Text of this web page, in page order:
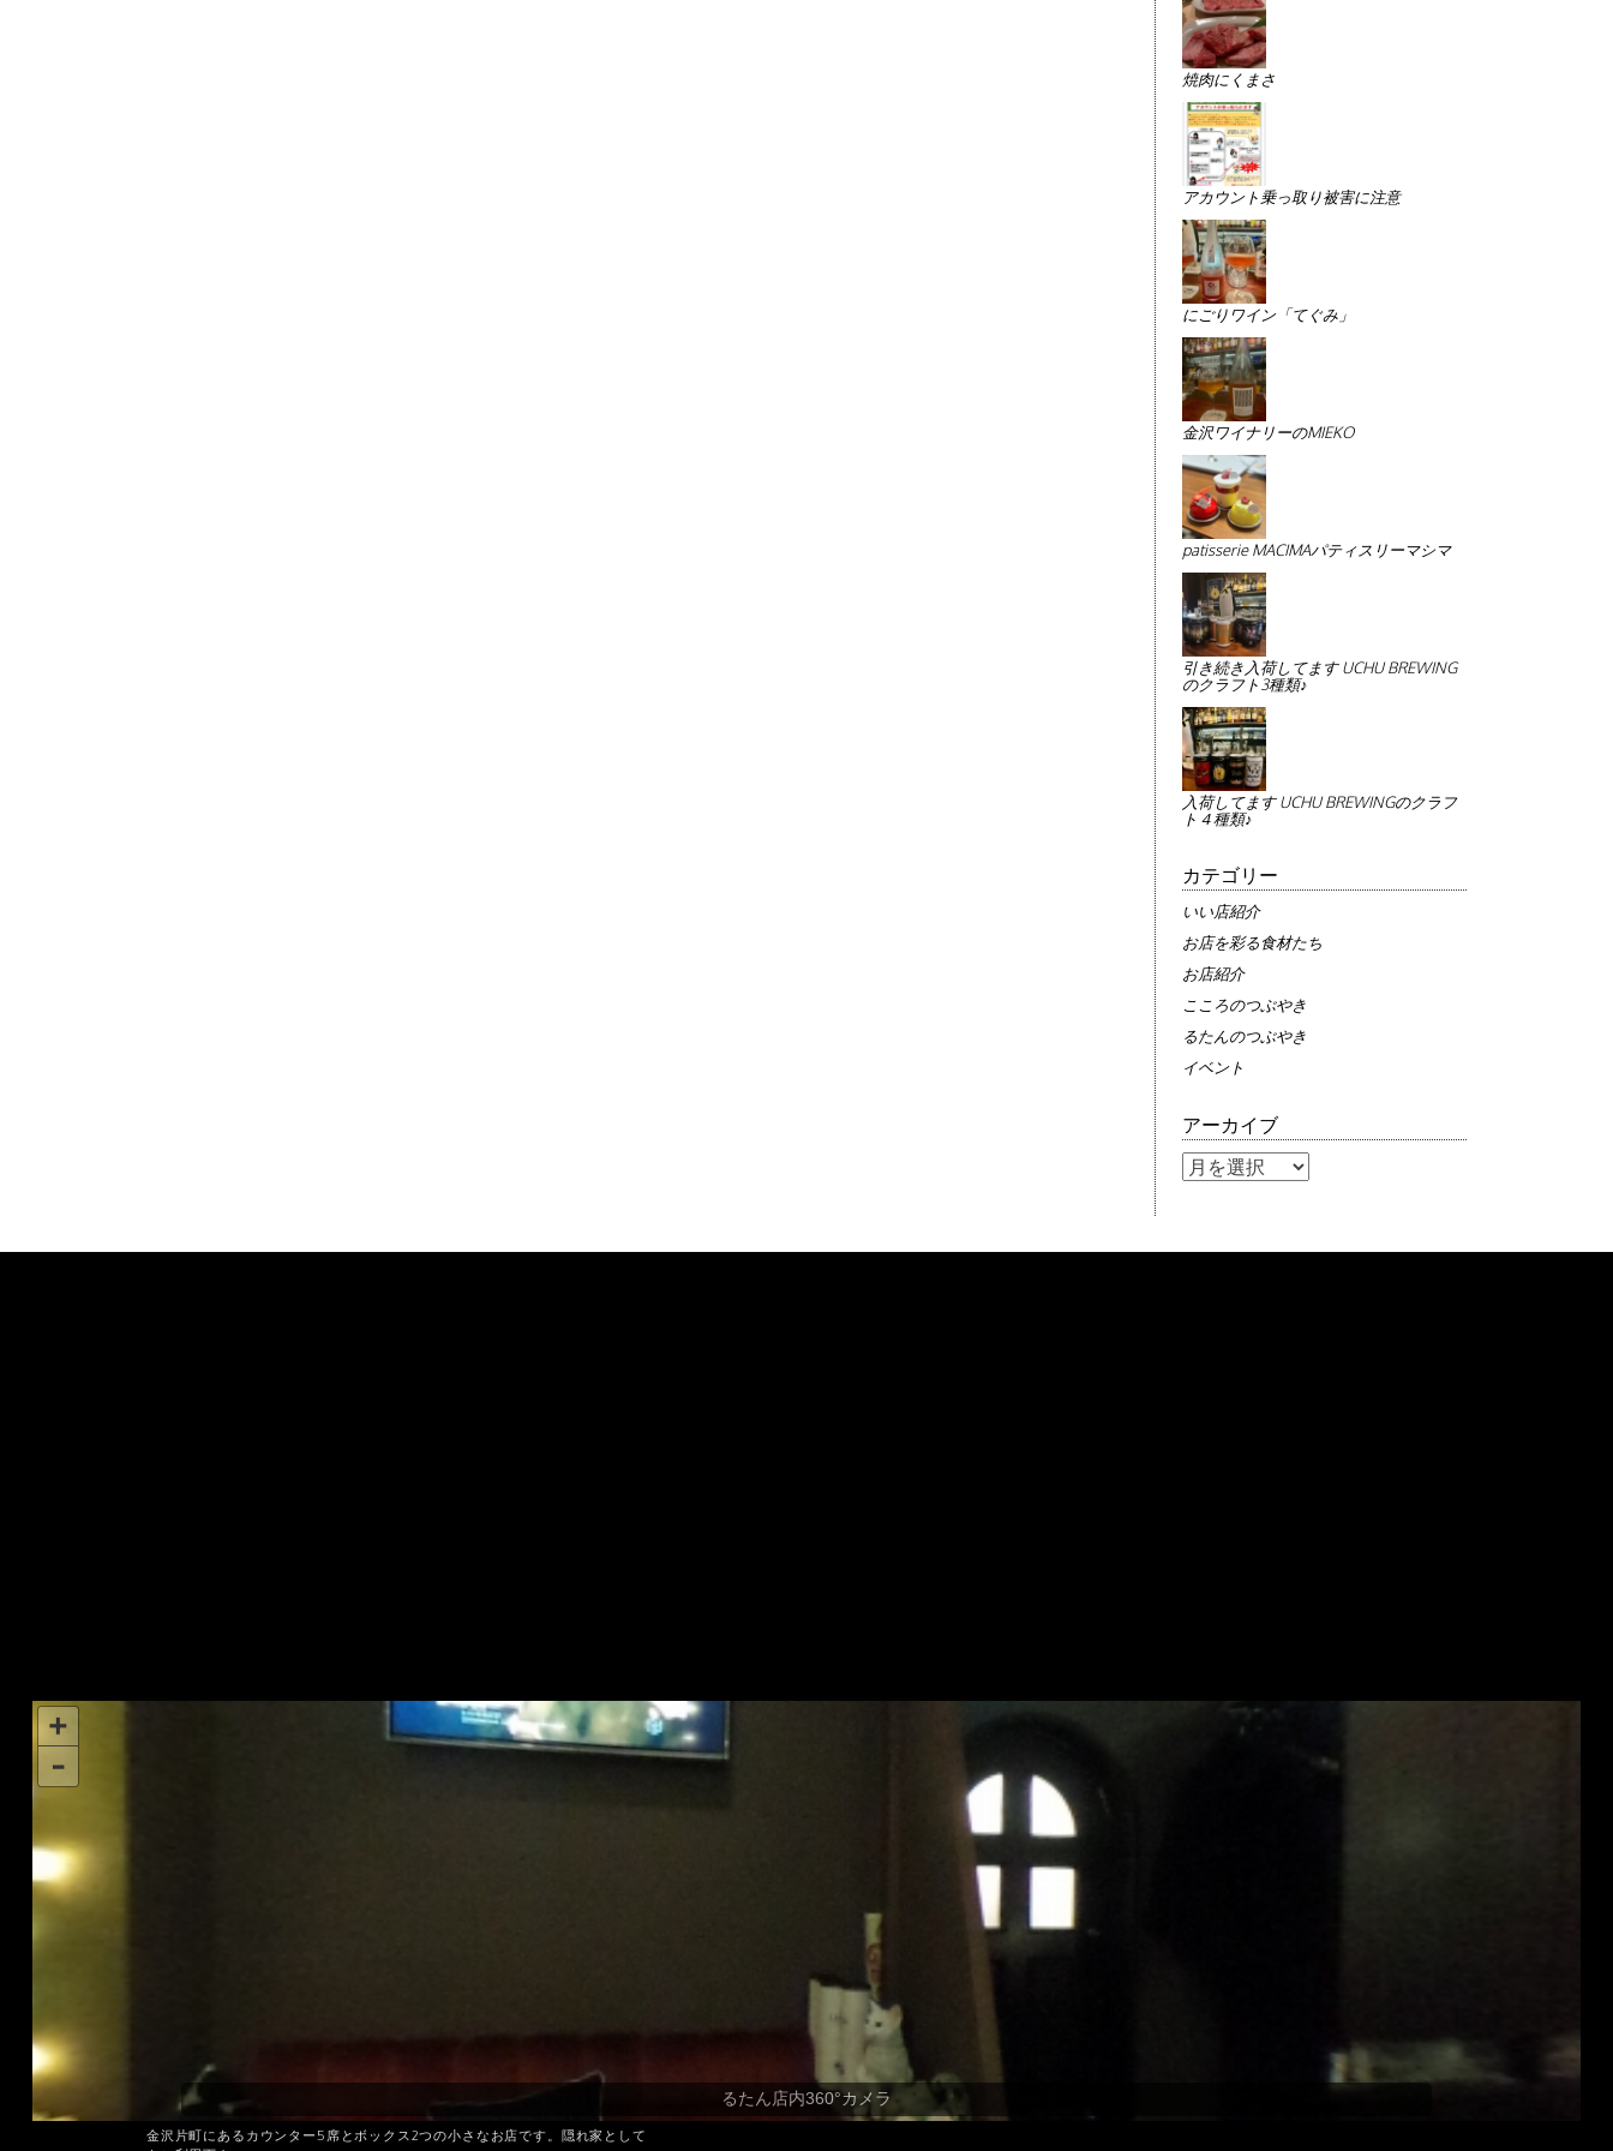
焼肉にくまさ
アカウント乗っ取り被害に注意
にごりワイン「てぐみ」
金沢ワイナリーのMIEKO
patisserie MACIMAパティスリーマシマ
引き続き入荷してます UCHU BREWING
のクラフト3種類♪
入荷してます UCHU BREWINGのクラフ
ト４種類♪
カテゴリー
いい店紹介
お店を彩る食材たち
お店紹介
こころのつぶやき
るたんのつぶやき
イベント
アーカイブ
ア
イ
金沢片町にあるカウンター5席とボックス2つの小さなお店です。隠れ家として